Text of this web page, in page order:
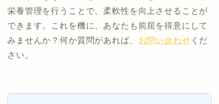
栄養管理を行うことで、柔軟性を向上させることが
できます。これを機に、あなたも前屈を得意にして
みませんか？何か質問があれば、 お問い合わせ くだ
さい。